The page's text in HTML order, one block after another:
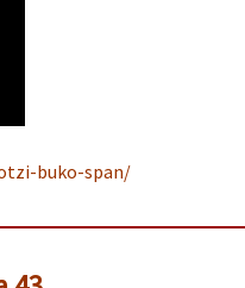
buko-span/